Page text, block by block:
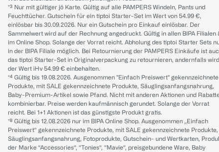
*³ Nur mit gültiger jö Karte. Gültig auf alle PAMPERS Windeln, Pants und
Feuchttücher. Gutschein für ein tiptoi Starter-Set im Wert von 54.99 €,
einlösbar bis 30.09.2026. Nur ein Gutschein pro Einkauf einlösbar. Der
Sammelwert wird auf der Rechnung angedruckt. Gültig in allen BIPA Filialen
im Online Shop. Solange der Vorrat reicht. Abholung des tiptoi Starter Sets
in der BIPA Filiale möglich. Bei Retournierung der PAMPERS Einkäufe ist
das tiptoi Starter-Set in Originalverpackung zu retournieren, andernfalls wird
der Wert iHv 54.99 € einbehalten.
*⁴ Gültig bis 19.08.2026. Ausgenommen "Einfach Preiswert" gekennzeichnete
Produkte, mit SALE gekennzeichnete Produkte, Säuglingsanfangsnahrung,
Baby-Premium-Artikel sowie Pfand. Nicht mit anderen Aktionen und
kombinierbar. Preise werden kaufmännisch gerundet. Solange der Vorrat
reicht. Bei 1+1 Aktionen ist das günstigste Produkt gratis.
*⁸ Gültig bis 12.08.2026 nur im BIPA Online Shop. Ausgenommen „Einfach
Preiswert“ gekennzeichnete Produkte, mit SALE gekennzeichnete Produkte,
Säuglingsanfangsnahrung, Fotoprodukte, Gutschein- und Wertkarten,
der Marke “Accessories“, “Tonies“, “Mavie“, preisgebundene Ware, Baby